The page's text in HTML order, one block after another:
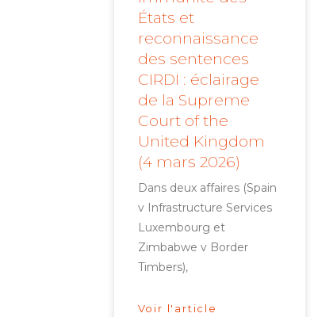
États et
reconnaissance
des sentences
CIRDI : éclairage
de la Supreme
Court of the
United Kingdom
(4 mars 2026)
Dans deux affaires (Spain
v Infrastructure Services
Luxembourg et
Zimbabwe v Border
Timbers),
Voir l'article